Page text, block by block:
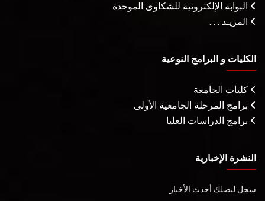
البوابة الإلكترونية للشكاوى الموحدة
المزيـد . . .
الكليات و البرامج النوعية
كليات الجامعة
برامج المرحلة الجامعية الأولى
برامج الدراسات العليا
النشرة الإخبارية
سجل ليصلك أحدث الأخبار